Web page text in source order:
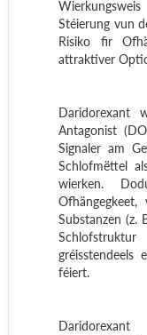
Stéierung vun
Risiko fir
attraktiver
Daridorexant
Antagonist
Signaler am
Schlofmëttel
wierken.
Substanzen (z.
gréisstendeels
féiert.